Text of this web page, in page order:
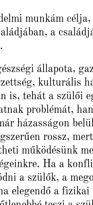
munkám
a
állapota,
kulturális
is, tehát a szülői
problémát,
házasságon
rossz,
működésünk
Ha a
a szülők, a
elegendő a